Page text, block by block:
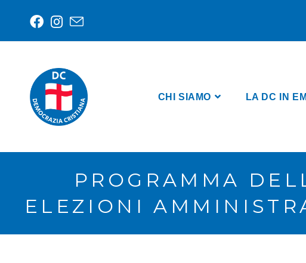
CHI SIAMO LA DC IN
PROGRAMMA
ELEZIONI